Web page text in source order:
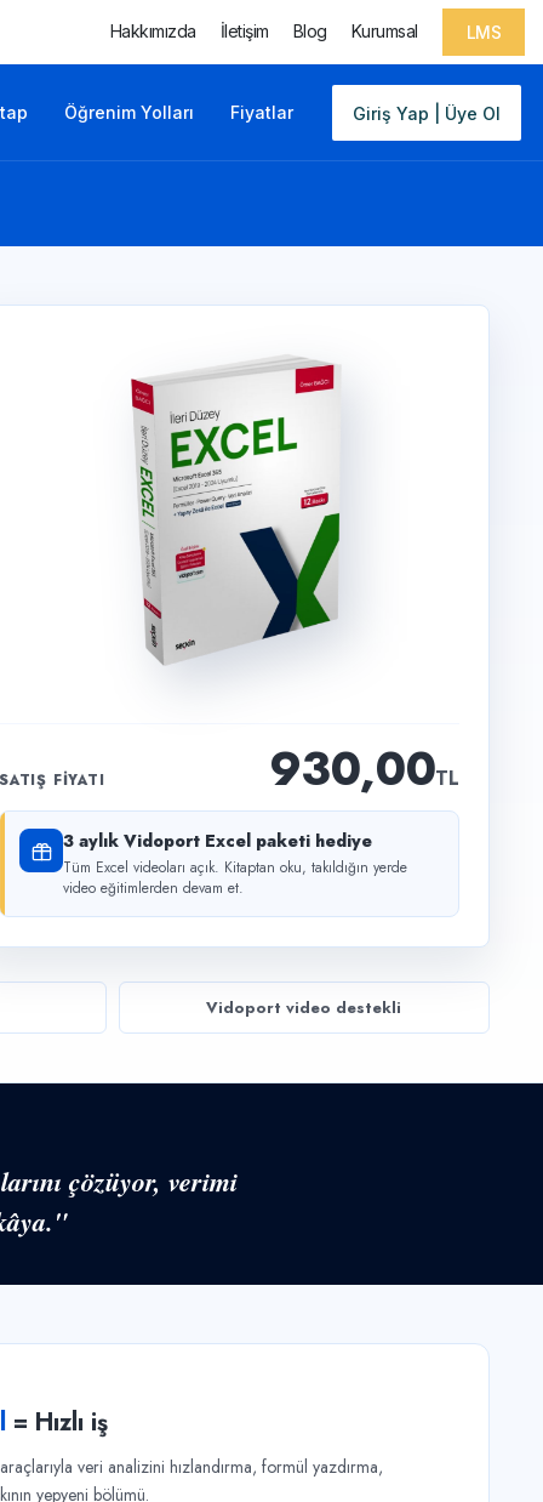
Hakkımızda İletişim Blog Kurumsal LMS
Giriş Yap | Üye Ol
Öğrenim Yolları Fiyatlar
SATIŞ FIYATI 930,00TL
3 aylık Vidoport Excel paketi hediye
Tüm Excel videoları açık. Kitaptan oku, takıldığın yerde
video eğitimlerden devam et.
Vidoport video destekli
çözüyor, verimi
= Hızlı iş
veri analizini hızlandırma, formül yazdırma,
yepyeni bölümü.